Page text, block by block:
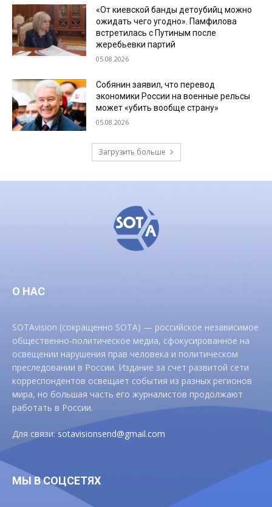
«От киевской банды детоубийц можно
ожидать чего угодно». Памфилова
встретилась с Путиным после
жеребьевки партий
05.08.2026
Собянин заявил, что перевод
экономики России на военные рельсы
может «убить вообще страну»
05.08.2026
Загрузить больше
О НАС
SOTAvision (сокращенно SOTA) — российское независимое
общественно-политическое медиа, сфокусированное на
освещении нарушения прав человека и политическом
преследовании в России. Издание за счет развитой сети
корреспондентов освещает события из разных регионов
мира, но большая часть его журналистов продолжают
работать в России.
Для связи:sotavisionsend@gmail.com
МЫ В СОЦСЕТЯХ